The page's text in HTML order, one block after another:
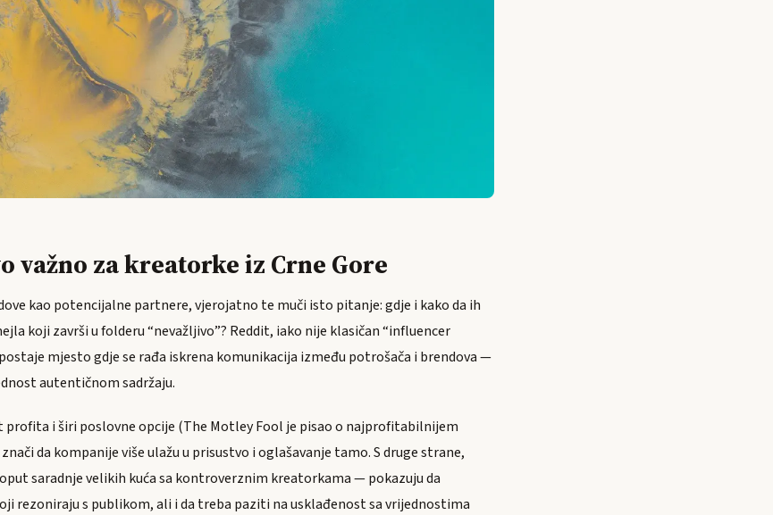
važno za kreatorke iz Crne Gore
kao potencijalne partnere, vjerojatno te muči isto pitanje: gdje i kako da ih
koji završi u folderu “nevažljivo”? Reddit, iako nije klasičan “influencer
mjesto gdje se rađa iskrena komunikacija između potrošača i brendova —
autentičnom sadržaju.
profita i širi poslovne opcije (The Motley Fool je pisao o najprofitabilnijem
da kompanije više ulažu u prisustvo i oglašavanje tamo. S druge strane,
saradnje velikih kuća sa kontroverznim kreatorkama — pokazuju da
rezoniraju s publikom, ali i da treba paziti na usklađenost sa vrijednostima